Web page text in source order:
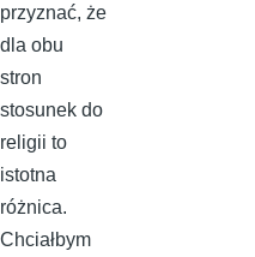
przyznać, że
dla obu
stron
stosunek do
religii to
istotna
różnica.
Chciałbym